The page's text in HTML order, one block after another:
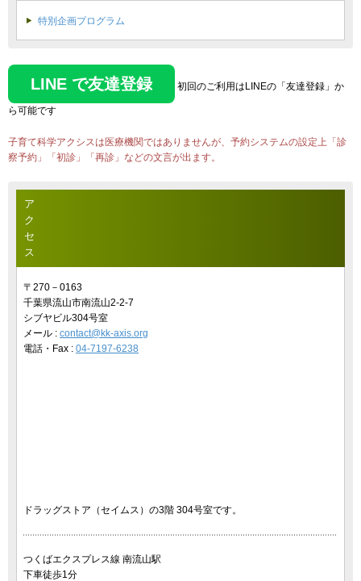
特別企画プログラム
LINE で友達登録 初回のご利用はLINEの「友達登録」か
ら可能です
子育て科学アクシスは医療機関ではありませんが、予約システムの設定上「診
察予約」「初診」「再診」などの文言が出ます。
ア
ク
セ
ス
〒270－0163
千葉県流山市南流山2-2-7
シブヤビル304号室
メール : contact@kk-axis.org
電話・Fax : 04-7197-6238
ドラッグストア（セイムス）の3階 304号室です。
つくばエクスプレス線 南流山駅
下車徒歩1分